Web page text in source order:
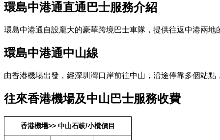
環島中港通直通巴士服務介紹
環島中港通自設龐大的豪華跨境巴士車隊，提供往返中港兩
環島中港通中山線
由香港機場出發，經深圳灣口岸前往中山，沿途停靠多個站
往來香港機場及中山巴士服務收費
香港機場>> 中山石岐/小欖價目